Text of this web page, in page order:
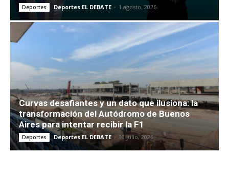
Deportes Deportes EL DEBATE - 1 agosto, 2026
Curvas desafiantes y un dato que ilusiona: la
transformación del Autódromo de Buenos
Aires para intentar recibir la F1
Deportes Deportes EL DEBATE - 30 julio, 2026